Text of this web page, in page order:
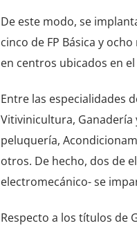
De este modo, se
cinco de FP Básica y
en centros ubicados en
Entre las especialidades
Vitivinicultura, Ganadería
peluquería,
otros. De hecho, dos de
electromecánico- se
Respecto a los títulos de